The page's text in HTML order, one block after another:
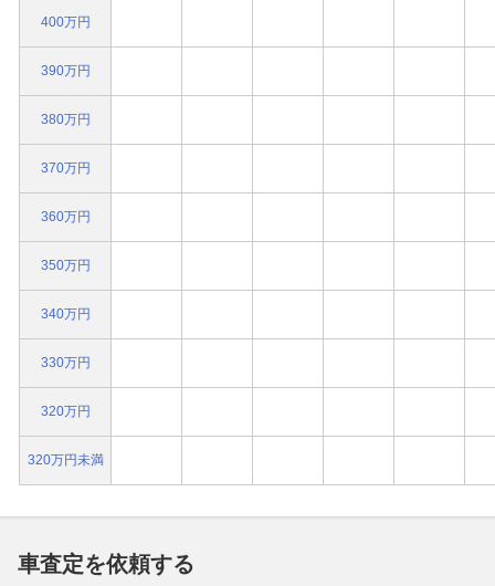
400万円
390万円
380万円
370万円
360万円
350万円
340万円
330万円
320万円
320万円未満
車査定を依頼する